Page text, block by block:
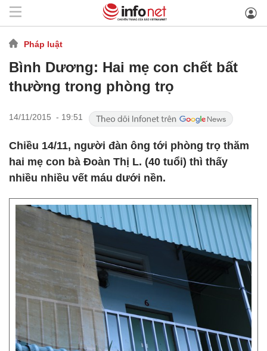
Pháp luật
Bình Dương: Hai mẹ con chết bất
thường trong phòng trọ
14/11/2015 - 19:51
Chiều 14/11, người đàn ông tới phòng trọ thăm
hai mẹ con bà Đoàn Thị L. (40 tuổi) thì thấy
nhiều nhiều vết máu dưới nền.